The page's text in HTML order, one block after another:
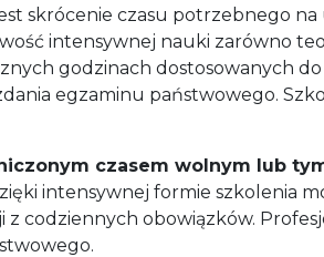
skrócenie czasu potrzebnego
intensywnej nauki zarówno
godzinach dostosowanych
egzaminu państwowego.
czasem wolnym lub
intensywnej formie szkolenia
codziennych obowiązków.